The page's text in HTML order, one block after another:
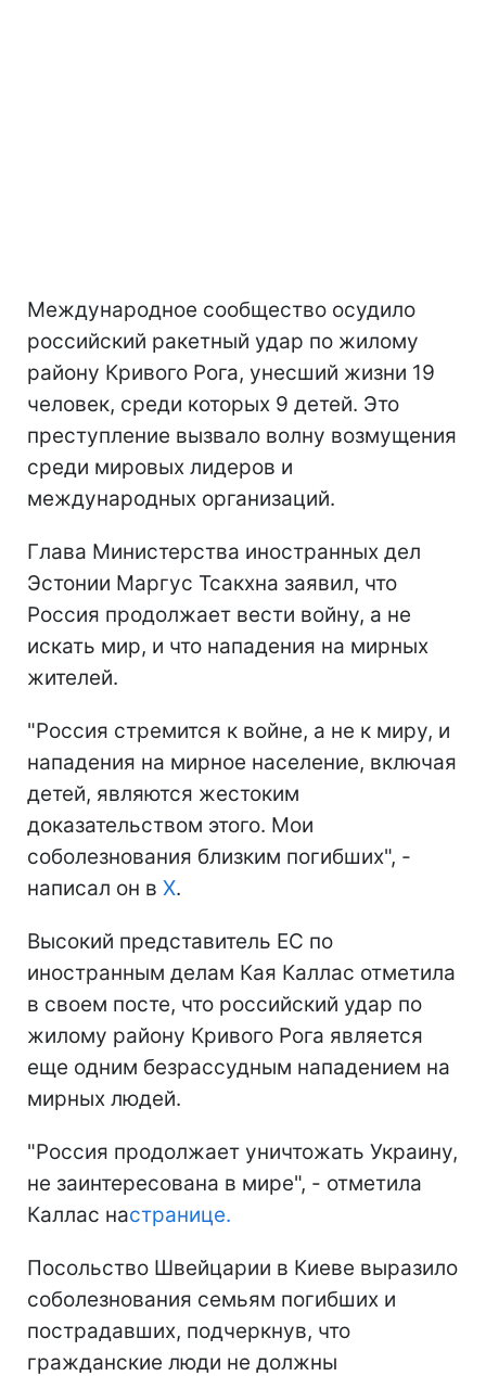
Международное сообщество осудило
российский ракетный удар по жилому
району Кривого Рога, унесший жизни 19
человек, среди которых 9 детей. Это
преступление вызвало волну возмущения
среди мировых лидеров и
международных организаций.
Глава Министерства иностранных дел
Эстонии Маргус Тсакхна заявил, что
Россия продолжает вести войну, а не
искать мир, и что нападения на мирных
жителей.
"Россия стремится к войне, а не к миру, и
нападения на мирное население, включая
детей, являются жестоким
доказательством этого. Мои
соболезнования близким погибших", -
написал он в Х.
Высокий представитель ЕС по
иностранным делам Кая Каллас отметила
в своем посте, что российский удар по
жилому району Кривого Рога является
еще одним безрассудным нападением на
мирных людей.
"Россия продолжает уничтожать Украину,
не заинтересована в мире", - отметила
Каллас настранице.
Посольство Швейцарии в Киеве выразило
соболезнования семьям погибших и
пострадавших, подчеркнув, что
гражданские люди не должны